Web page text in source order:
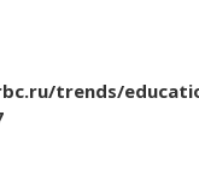
trends/